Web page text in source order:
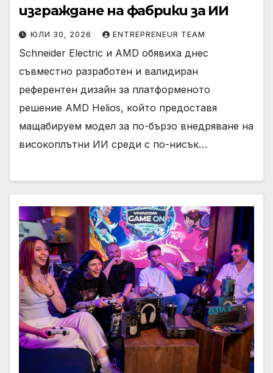
изграждане на фабрики за ИИ
ЮЛИ 30, 2026 ENTREPRENEUR TEAM
Schneider Electric и AMD обявиха днес
съвместно разработен и валидиран
референтен дизайн за платформеното
решение AMD Helios, който предоставя
мащабируем модел за по-бързо внедряване на
високоплътни ИИ среди с по-нисък…